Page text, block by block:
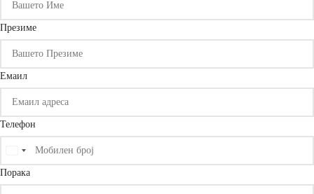
Презиме
Емаил
Телефон
United
States
+1
Порака